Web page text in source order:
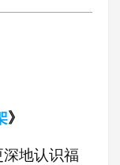
》
地认识福